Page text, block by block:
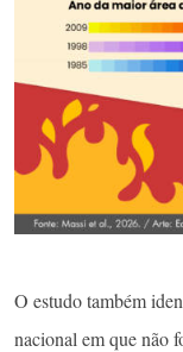
O estudo também
nacional em que não